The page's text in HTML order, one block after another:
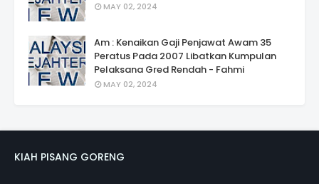
MAY 02, 2024
Am : Kenaikan Gaji Penjawat Awam 35
Peratus Pada 2007 Libatkan Kumpulan
Pelaksana Gred Rendah - Fahmi
MAY 02, 2024
KIAH PISANG GORENG